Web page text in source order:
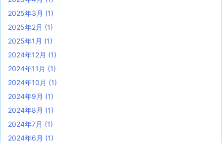
2025年3月 (1)
2025年2月 (1)
2025年1月 (1)
2024年12月 (1)
2024年11月 (1)
2024年10月 (1)
2024年9月 (1)
2024年8月 (1)
2024年7月 (1)
2024年6月 (1)